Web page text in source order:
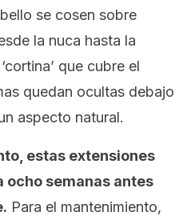
se cosen sobre
la nuca hasta la
que cubre el
quedan ocultas debajo
aspecto natural.
estas extensiones
ocho semanas antes
Para el mantenimiento,